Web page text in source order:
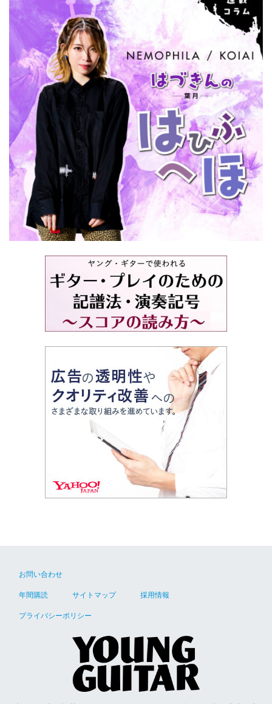
お問い合わせ
年間購読 サイトマップ 採用情報
プライバシーポリシー